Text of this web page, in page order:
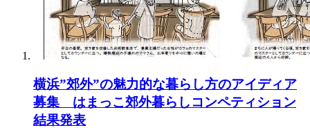
横浜”郊外”の魅力的な暮らし方のアイディア
募集 はまっこ郊外暮らしコンペティション
結果発表